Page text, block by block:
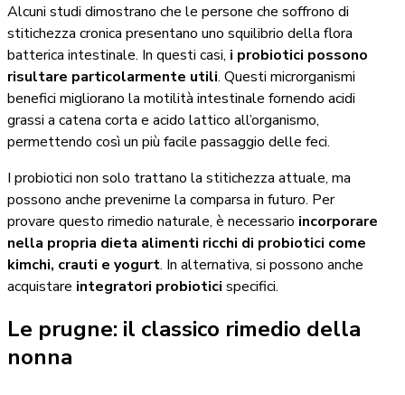
Alcuni studi dimostrano che le persone che soffrono di
stitichezza cronica presentano uno squilibrio della flora
batterica intestinale. In questi casi, i probiotici possono
risultare particolarmente utili. Questi microrganismi
benefici migliorano la motilità intestinale fornendo acidi
grassi a catena corta e acido lattico all’organismo,
permettendo così un più facile passaggio delle feci.
I probiotici non solo trattano la stitichezza attuale, ma
possono anche prevenirne la comparsa in futuro. Per
provare questo rimedio naturale, è necessario incorporare
nella propria dieta alimenti ricchi di probiotici come
kimchi, crauti e yogurt. In alternativa, si possono anche
acquistare integratori probiotici specifici.
Le prugne: il classico rimedio della
nonna